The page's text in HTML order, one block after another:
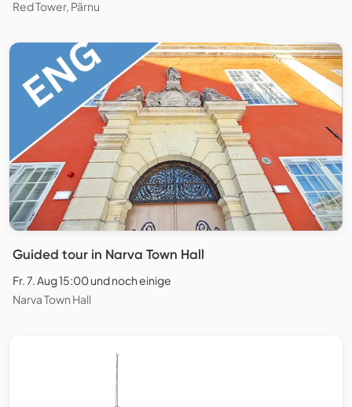
Red Tower, Pärnu
Guided tour in Narva Town Hall
Fr. 7. Aug 15:00 und noch einige
Narva Town Hall